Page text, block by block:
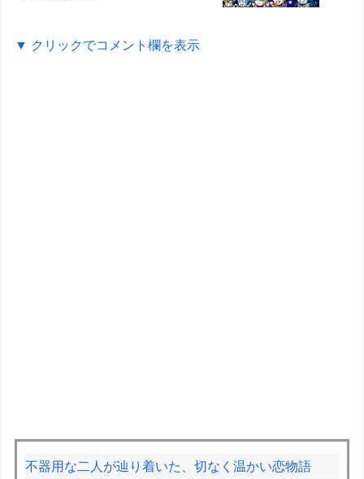
▼ クリックでコメント欄を表示
不器用な二人が辿り着いた、切なく温かい恋物語